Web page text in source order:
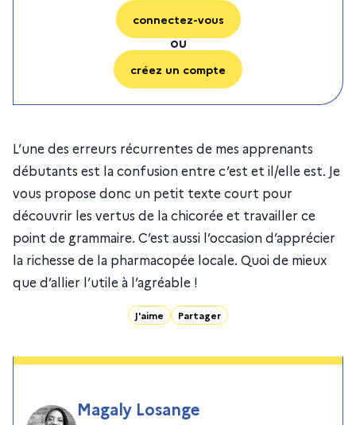
connectez-vous
ou
créez un compte
L’une des erreurs récurrentes de mes apprenants
débutants est la confusion entre c’est et il/elle est. Je
vous propose donc un petit texte court pour
découvrir les vertus de la chicorée et travailler ce
point de grammaire. C’est aussi l’occasion d’apprécier
la richesse de la pharmacopée locale. Quoi de mieux
que d’allier l’utile à l’agréable !
J'aime Partager
Magaly Losange